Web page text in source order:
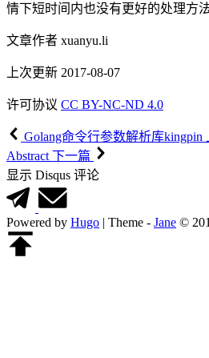
情下短时间内也没有更好的处理方法
文章作者 xuanyu.li
上次更新 2017-08-07
许可协议 CC BY-NC-ND 4.0
Golang命令行参数解析库kingpin
Abstract 下一篇
显示 Disqus 评论
Powered by Hugo | Theme - Jane ©